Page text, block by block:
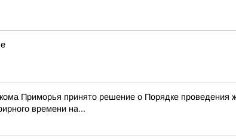
Приморья принято решение о Порядке
времени на...